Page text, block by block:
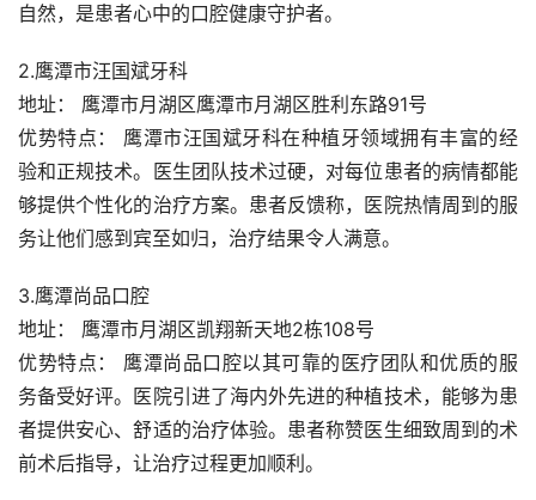
自然，是患者心中的口腔健康守护者。
2.鹰潭市汪国斌牙科
地址： 鹰潭市月湖区鹰潭市月湖区胜利东路91号
优势特点： 鹰潭市汪国斌牙科在种植牙领域拥有丰富的经
验和正规技术。医生团队技术过硬，对每位患者的病情都能
够提供个性化的治疗方案。患者反馈称，医院热情周到的服
务让他们感到宾至如归，治疗结果令人满意。
3.鹰潭尚品口腔
地址： 鹰潭市月湖区凯翔新天地2栋108号
优势特点： 鹰潭尚品口腔以其可靠的医疗团队和优质的服
务备受好评。医院引进了海内外先进的种植技术，能够为患
者提供安心、舒适的治疗体验。患者称赞医生细致周到的术
前术后指导，让治疗过程更加顺利。